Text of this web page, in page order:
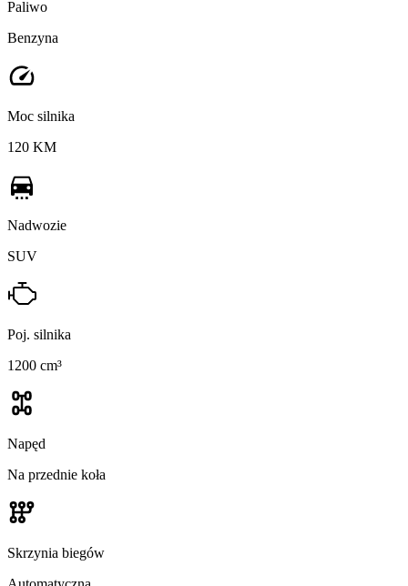
Paliwo
Benzyna
Moc silnika
120 KM
Nadwozie
SUV
Poj. silnika
1200 cm³
Napęd
Na przednie koła
Skrzynia biegów